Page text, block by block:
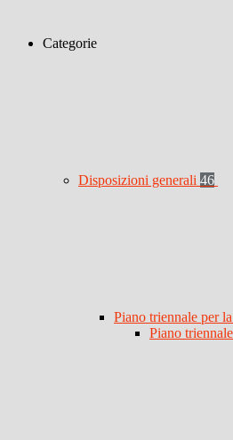
Categorie
Disposizioni generali 46
Piano triennale per
Piano